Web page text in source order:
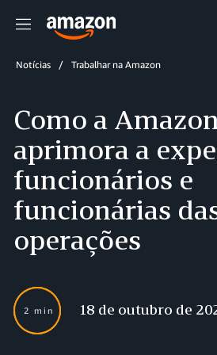
Menu
Notícias Trabalhar na Amazon
Como a
aprimora a
funcionários e
funcionárias
operações
2 min 18 de outubro de